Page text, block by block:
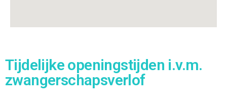
Tijdelijke openingstijden i.v.m.
zwangerschapsverlof